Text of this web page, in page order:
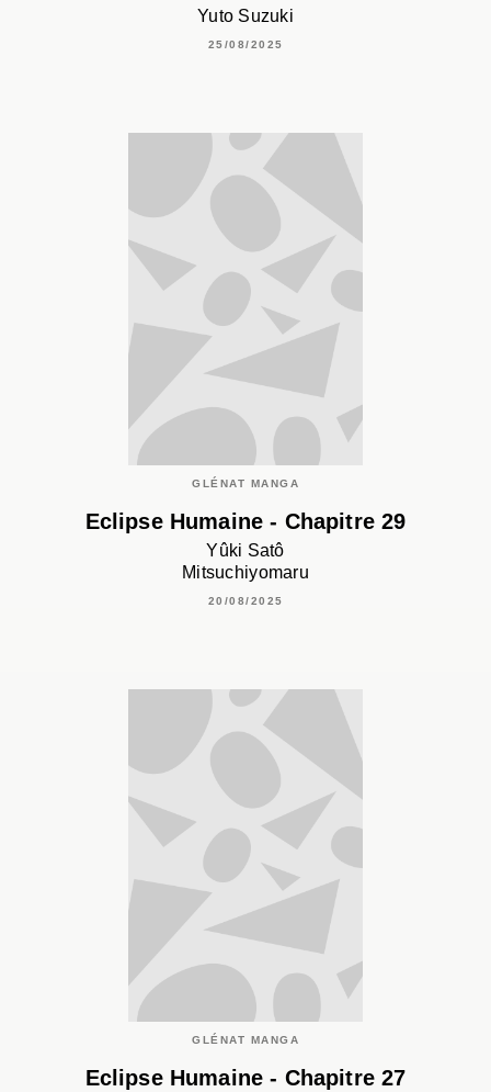
Yuto Suzuki
25/08/2025
GLÉNAT MANGA
Eclipse Humaine - Chapitre 29
Yûki Satô
Mitsuchiyomaru
20/08/2025
GLÉNAT MANGA
Eclipse Humaine - Chapitre 27